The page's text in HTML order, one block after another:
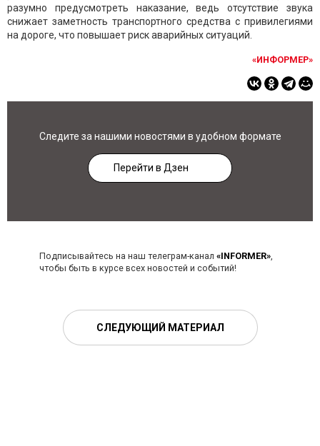
разумно предусмотреть наказание, ведь отсутствие звука
снижает заметность транспортного средства с привилегиями
на дороге, что повышает риск аварийных ситуаций.
«ИНФОРМЕР»
Следите за нашими новостями в удобном формате
Перейти в Дзен
Подписывайтесь на наш телеграм-канал «INFORMER»,
чтобы быть в курсе всех новостей и событий!
СЛЕДУЮЩИЙ МАТЕРИАЛ